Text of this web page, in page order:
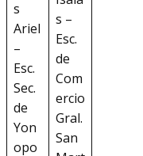
s
Ariel
–
Esc.
Sec.
de
Yon
opo
s –
Esc.
de
Com
ercio
Gral.
San